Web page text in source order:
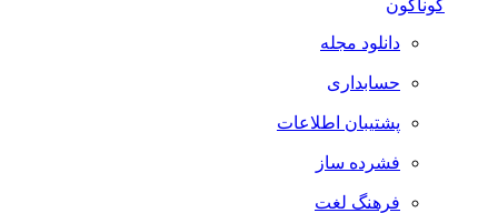
گوناگون
دانلود مجله
حسابداری
پشتیبان اطلاعات
فشرده ساز
فرهنگ لغت